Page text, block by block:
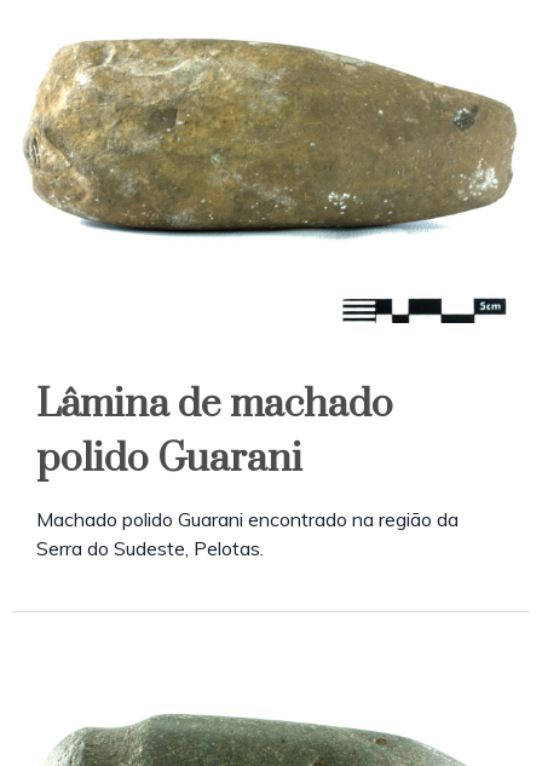
Lâmina de machado
polido Guarani
Machado polido Guarani encontrado na região da
Serra do Sudeste, Pelotas.